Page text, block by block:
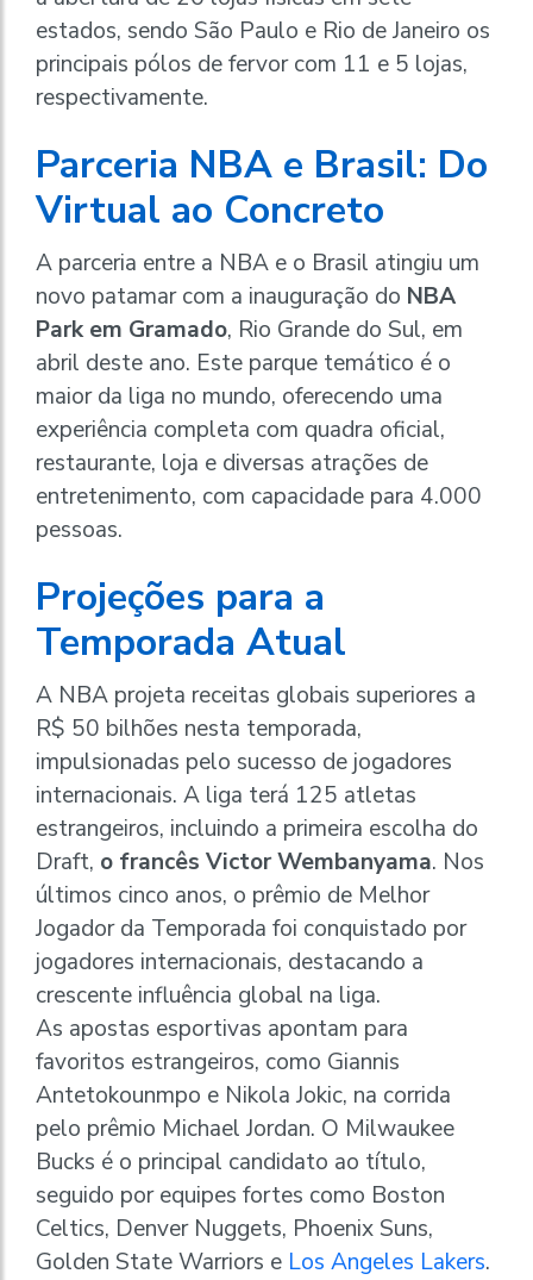
estados, sendo São Paulo e Rio de Janeiro os
principais pólos de fervor com 11 e 5 lojas,
respectivamente.
Parceria NBA e Brasil: Do
Virtual ao Concreto
A parceria entre a NBA e o Brasil atingiu um
novo patamar com a inauguração do NBA
Park em Gramado, Rio Grande do Sul, em
abril deste ano. Este parque temático é o
maior da liga no mundo, oferecendo uma
experiência completa com quadra oficial,
restaurante, loja e diversas atrações de
entretenimento, com capacidade para 4.000
pessoas.
Projeções para a
Temporada Atual
A NBA projeta receitas globais superiores a
R$ 50 bilhões nesta temporada,
impulsionadas pelo sucesso de jogadores
internacionais. A liga terá 125 atletas
estrangeiros, incluindo a primeira escolha do
Draft, o francês Victor Wembanyama. Nos
últimos cinco anos, o prêmio de Melhor
Jogador da Temporada foi conquistado por
jogadores internacionais, destacando a
crescente influência global na liga.
As apostas esportivas apontam para
favoritos estrangeiros, como Giannis
Antetokounmpo e Nikola Jokic, na corrida
pelo prêmio Michael Jordan. O Milwaukee
Bucks é o principal candidato ao título,
seguido por equipes fortes como Boston
Celtics, Denver Nuggets, Phoenix Suns,
Golden State Warriors e Los Angeles Lakers.